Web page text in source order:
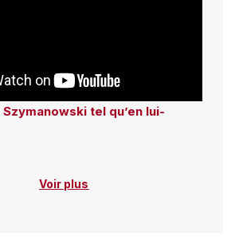
Szymanowski tel qu’en lui-
Voir plus